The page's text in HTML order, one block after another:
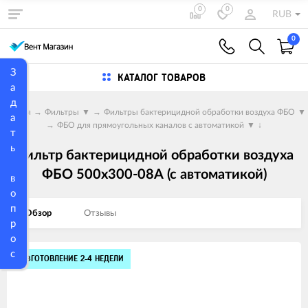
З
а
д
а
т
ь
в
о
п
р
о
с
0 0
RUB
0
КАТАЛОГ ТОВАРОВ
Главная → Фильтры ▼ → Фильтры бактерицидной обработки воздуха ФБО ▼
→ ФБО для прямоугольных каналов с автоматикой ▼ ↓
Фильтр бактерицидной обработки воздуха
ФБО 500х300-08А (с автоматикой)
Обзор Отзывы
Изображения
ИЗГОТОВЛЕНИЕ 2-4 НЕДЕЛИ